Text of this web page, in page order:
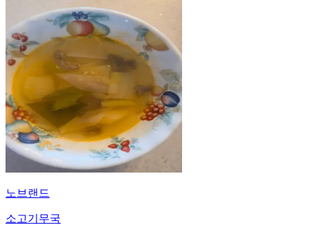
노브랜드
소고기무국